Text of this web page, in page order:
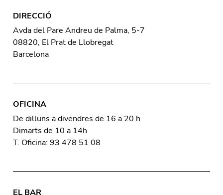
DIRECCIÓ
Avda del Pare Andreu de Palma, 5-7
08820, El Prat de Llobregat
Barcelona
OFICINA
De dilluns a divendres de 16 a 20 h
Dimarts de 10 a 14h
T. Oficina: 93 478 51 08
EL BAR